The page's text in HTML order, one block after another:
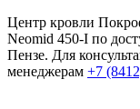
Центр кровли
Neomid 450-I по
Пензе. Для
менеджерам +7